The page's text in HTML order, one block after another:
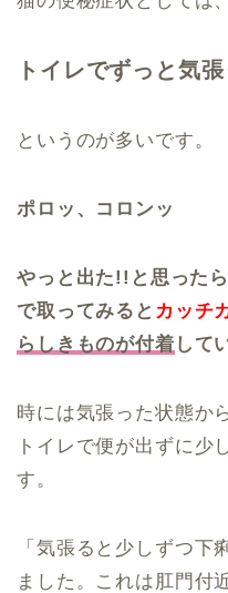
トイレでずっと気
というのが多いです。
ポロッ、コロンッ
やっと出た!!と思った
で取ってみると カッチ
らしきものが付着 して
時には気張った状態か
トイレで便が出ずに少
す。
「気張ると少しずつ下
ました。これは肛門付